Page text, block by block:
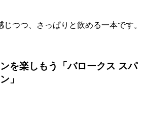
じつつ、さっぱりと飲める一本です。
を楽しもう「バロークス スパ
」